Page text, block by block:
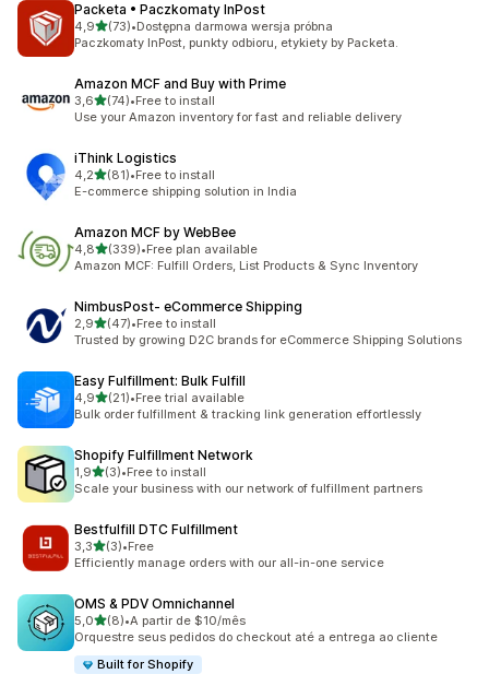
Packeta • Paczkomaty InPost
4,9na 5 gwiazdek
(73)
Łączna liczba recenzji: 73
•Dostępna darmowa wersja próbna
Paczkomaty InPost, punkty odbioru, etykiety by Packeta.
Amazon MCF and Buy with Prime
3,6na 5 gwiazdek
(74)
Łączna liczba recenzji: 74
•Free to install
Use your Amazon inventory for fast and reliable delivery
iThink Logistics
4,2na 5 gwiazdek
(81)
Łączna liczba recenzji: 81
•Free to install
E-commerce shipping solution in India
Amazon MCF by WebBee
4,8na 5 gwiazdek
(339)
Łączna liczba recenzji: 339
•Free plan available
Amazon MCF: Fulfill Orders, List Products & Sync Inventory
NimbusPost‑ eCommerce Shipping
2,9na 5 gwiazdek
(47)
Łączna liczba recenzji: 47
•Free to install
Trusted by growing D2C brands for eCommerce Shipping Solutions
Easy Fulfillment: Bulk Fulfill
4,9na 5 gwiazdek
(21)
Łączna liczba recenzji: 21
•Free trial available
Bulk order fulfillment & tracking link generation effortlessly
Shopify Fulfillment Network
1,9na 5 gwiazdek
(3)
Łączna liczba recenzji: 3
•Free to install
Scale your business with our network of fulfillment partners
Bestfulfill DTC Fulfillment
3,3na 5 gwiazdek
(3)
Łączna liczba recenzji: 3
•Free
Efficiently manage orders with our all-in-one service
OMS & PDV Omnichannel
5,0na 5 gwiazdek
(8)
Łączna liczba recenzji: 8
•A partir de $10/mês
Orquestre seus pedidos do checkout até a entrega ao cliente
Built for Shopify